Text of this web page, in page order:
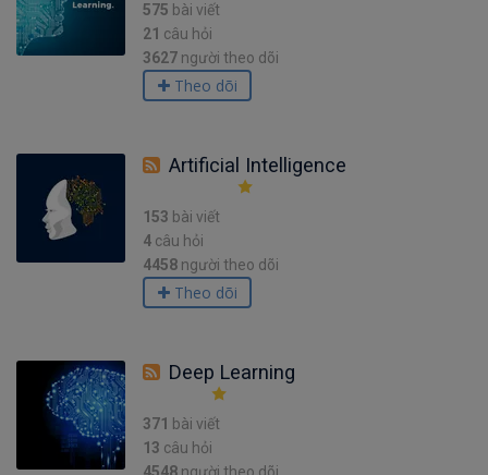
575 bài viết
21 câu hỏi
3627 người theo dõi
Theo dõi
Artificial Intelligence
153 bài viết
4 câu hỏi
4458 người theo dõi
Theo dõi
Deep Learning
371 bài viết
13 câu hỏi